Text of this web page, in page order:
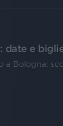
date e
Bologna: